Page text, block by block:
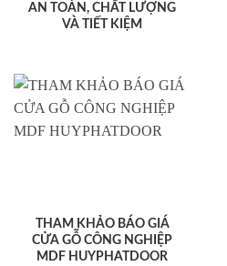
AN TOÀN, CHẤT LƯỢNG
VÀ TIẾT KIỆM
THAM KHẢO BÁO GIÁ
CỬA GỖ CÔNG NGHIỆP
MDF HUYPHATDOOR